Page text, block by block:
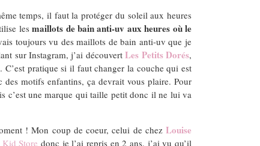
temps, il faut la protéger du soleil aux heures
lesmaillots de bain anti-uv aux heures où le
toujours vu des maillots de bain anti-uv que je
sur Instagram, j’ai découvertLes Petits Dorés,
pratique si il faut changer la couche qui est
motifs enfantins, ça devrait vous plaire. Pour
c’est une marque qui taille petit donc il ne lui va
! Mon coup de coeur, celui de chez Louise
Store donc je l’ai repris en 2 ans, j’ai vu qu’il